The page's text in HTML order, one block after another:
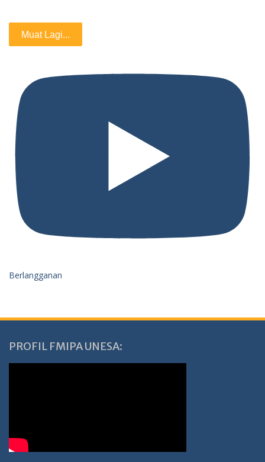
Muat Lagi...
Berlangganan
PROFIL FMIPA UNESA: